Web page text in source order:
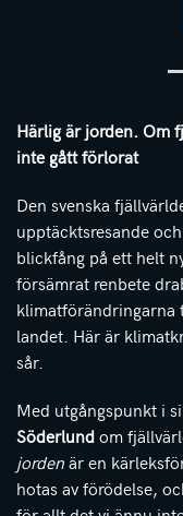
Härlig är jorden. Om
inte gått förlorat
Den svenska
upptäcktsresande
blickfång på ett helt
försämrat renbete
klimatförändringarna
landet. Här är
sår.
Med utgångspunkt i
Söderlundom
jordenär en
hotas av förödelse,